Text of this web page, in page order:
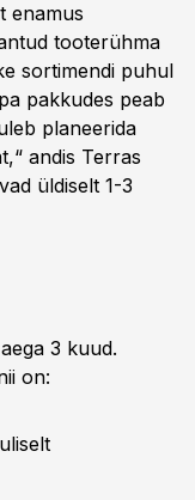
enamus
tooterühma
sortimendi puhul
pakkudes peab
planeerida
andis Terras
üldiselt 1-3
3 kuud.
on: